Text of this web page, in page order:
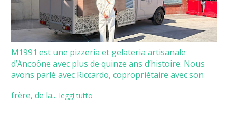
M1991 est une pizzeria et gelateria artisanale
d’Ancoône avec plus de quinze ans d’histoire. Nous
avons parlé avec Riccardo, copropriétaire avec son
frère, de la... leggi tutto